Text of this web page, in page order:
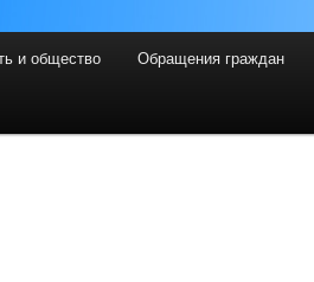
и общество Обращения граждан